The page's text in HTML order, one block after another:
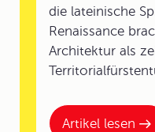
Artikel lesen
die lateinische
Renaissance
Architektur als